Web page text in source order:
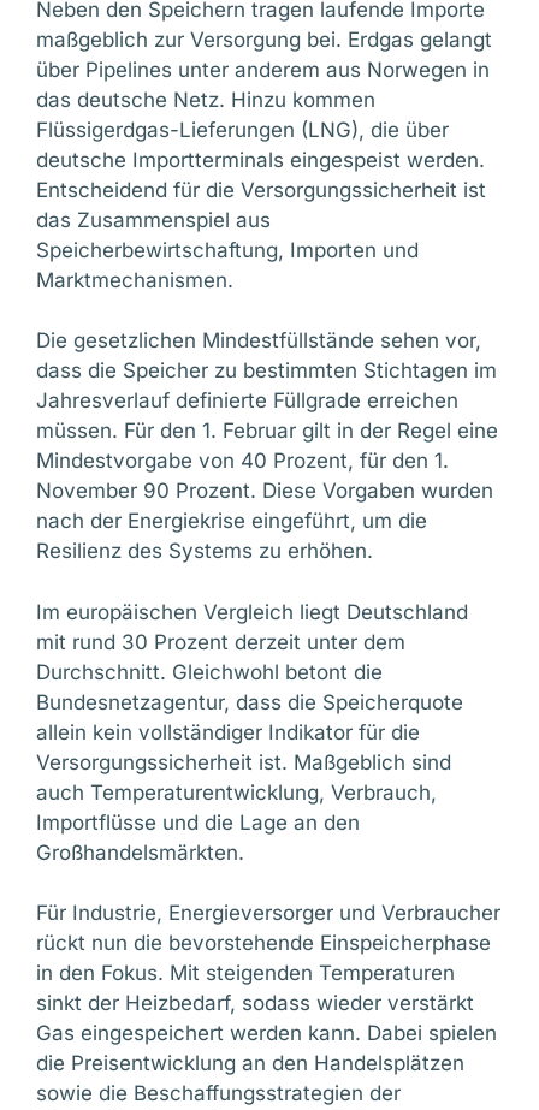
Neben den Speichern tragen laufende Importe
maßgeblich zur Versorgung bei. Erdgas gelangt
über Pipelines unter anderem aus Norwegen in
das deutsche Netz. Hinzu kommen
Flüssigerdgas-Lieferungen (LNG), die über
deutsche Importterminals eingespeist werden.
Entscheidend für die Versorgungssicherheit ist
das Zusammenspiel aus
Speicherbewirtschaftung, Importen und
Marktmechanismen.
Die gesetzlichen Mindestfüllstände sehen vor,
dass die Speicher zu bestimmten Stichtagen im
Jahresverlauf definierte Füllgrade erreichen
müssen. Für den 1. Februar gilt in der Regel eine
Mindestvorgabe von 40 Prozent, für den 1.
November 90 Prozent. Diese Vorgaben wurden
nach der Energiekrise eingeführt, um die
Resilienz des Systems zu erhöhen.
Im europäischen Vergleich liegt Deutschland
mit rund 30 Prozent derzeit unter dem
Durchschnitt. Gleichwohl betont die
Bundesnetzagentur, dass die Speicherquote
allein kein vollständiger Indikator für die
Versorgungssicherheit ist. Maßgeblich sind
auch Temperaturentwicklung, Verbrauch,
Importflüsse und die Lage an den
Großhandelsmärkten.
Für Industrie, Energieversorger und Verbraucher
rückt nun die bevorstehende Einspeicherphase
in den Fokus. Mit steigenden Temperaturen
sinkt der Heizbedarf, sodass wieder verstärkt
Gas eingespeichert werden kann. Dabei spielen
die Preisentwicklung an den Handelsplätzen
sowie die Beschaffungsstrategien der